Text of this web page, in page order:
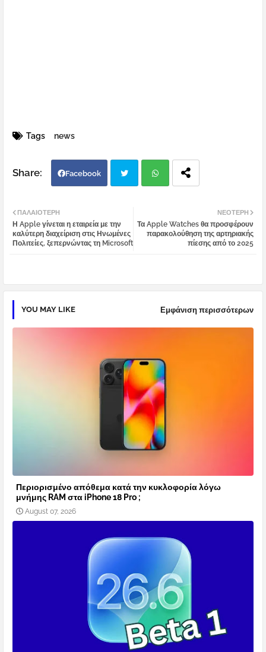
Tags news
Facebook
tter atsa
ΝΕΌΤΕΡΗ
Τα Apple Watches θα προσφέρουν
παρακολούθηση της αρτηριακής
πίεσης από το 2025
ΠΑΛΑΙΌΤΕΡΗ
Η Apple γίνεται η εταιρεία με την
καλύτερη διαχείριση στις Ηνωμένες
Πολιτείες, ξεπερνώντας τη Microsoft
YOU MAY LIKE Εμφάνιση περισσότερων
Περιορισμένο απόθεμα κατά την κυκλοφορία λόγω
μνήμης RAM στα iPhone 18 Pro ;
August 07, 2026